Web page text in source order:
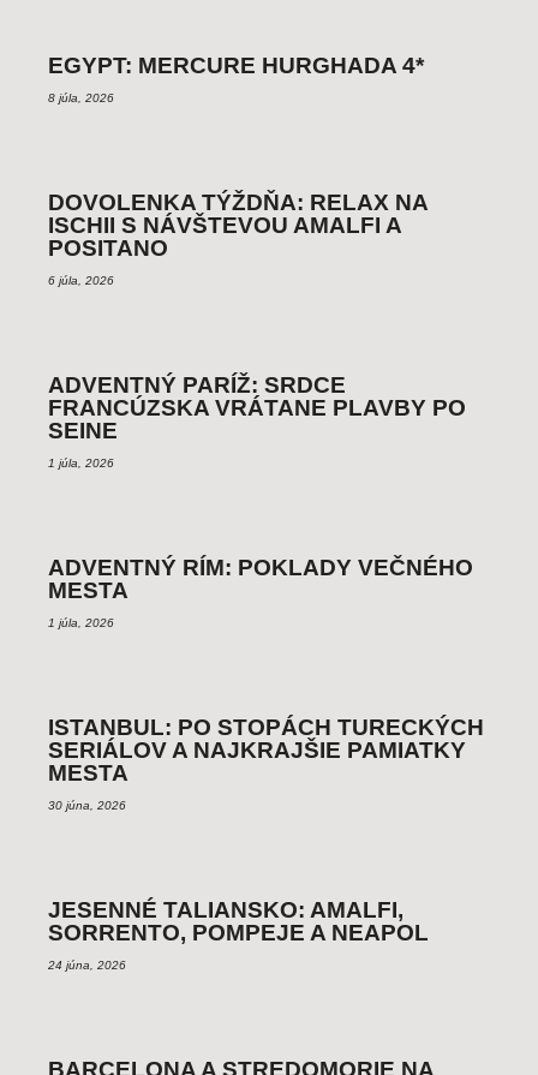
EGYPT: MERCURE HURGHADA 4*
8 júla, 2026
DOVOLENKA TÝŽDŇA: RELAX NA
ISCHII S NÁVŠTEVOU AMALFI A
POSITANO
6 júla, 2026
ADVENTNÝ PARÍŽ: SRDCE
FRANCÚZSKA VRÁTANE PLAVBY PO
SEINE
1 júla, 2026
ADVENTNÝ RÍM: POKLADY VEČNÉHO
MESTA
1 júla, 2026
ISTANBUL: PO STOPÁCH TURECKÝCH
SERIÁLOV A NAJKRAJŠIE PAMIATKY
MESTA
30 júna, 2026
JESENNÉ TALIANSKO: AMALFI,
SORRENTO, POMPEJE A NEAPOL
24 júna, 2026
BARCELONA A STREDOMORIE NA